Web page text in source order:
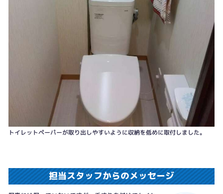
トイレットペーパーが取り出しやすいように収納を低めに取付しました。
担当スタッフからのメッセージ